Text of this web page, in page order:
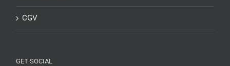
CGV
GET SOCIAL